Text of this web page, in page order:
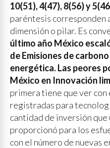
10(51), 4(47), 8(56) y
paréntesis corresponden
dimensión o pilar. Es
último año México
de Emisiones de
energética. Las peores
México en Innovación
primera tiene que ver
registradas para
cantidad de inversión que
proporcionó para los
con el número de nuevas